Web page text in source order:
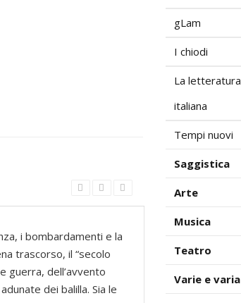
i bombardamenti e la
trascorso, il “secolo
guerra, dell’avvento
dei balilla. Sia le
gLam
I chiodi
La letteratura
italiana
Tempi nuovi
Saggistica
Arte
Musica
Teatro
Varie e varia